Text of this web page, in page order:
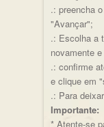
.: preencha
"Avançar";
.: Escolha a
novamente e
.: confirme
e clique em
.: Para
Importante:
* Atente-se